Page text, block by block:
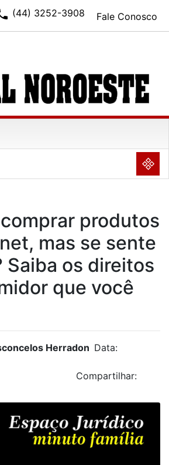
Fale Conosco
(44) 3252-3908
NULL
produtos
mas se sente
Saiba os direitos
que você
Herradon Data:
Compartilhar: